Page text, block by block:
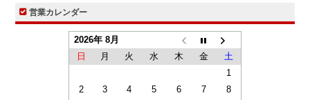
営業カレンダー
2026年 8月
日
月 火 水 木 金
土
1
2
3 4 5 6 7
8